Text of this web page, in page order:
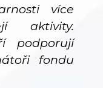
více
aktivity.
podporují
fondu